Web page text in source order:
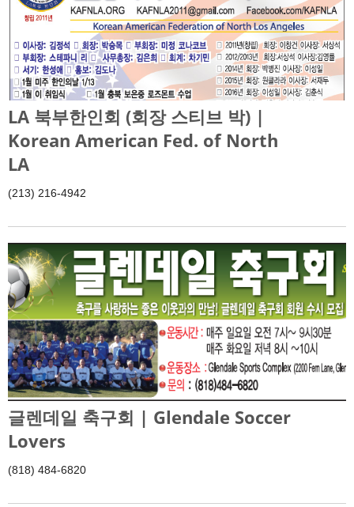
LA 북부한인회 (회장 스티브 박) |
Korean American Fed. of North
LA
(213) 216-4942
글렌데일 축구회 | Glendale Soccer
Lovers
(818) 484-6820